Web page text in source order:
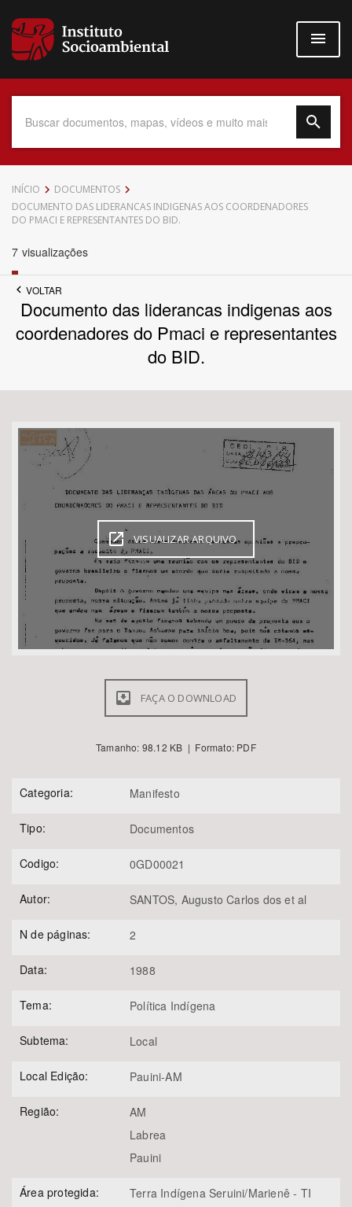
para
conteúdo
Data do Documento
Bioma / Bacia
Tema
Área Protegida
INÍCIO
DOCUMENTOS
DOCUMENTO DAS LIDERANCAS INDIGENAS AOS COORDENADORES
DO PMACI E REPRESENTANTES DO BID.
7 visualizações
VOLTAR
Documento das liderancas indigenas aos
coordenadores do Pmaci e representantes
do BID.
VISUALIZAR ARQUIVO
FAÇA O DOWNLOAD
Tamanho: 98.12 KB | Formato: PDF
Categoria: Manifesto
Tipo: Documentos
Codigo: 0GD00021
Autor: SANTOS, Augusto Carlos dos et al
N de páginas: 2
Data: 1988
Tema: Política Indígena
Subtema: Local
Local Edição: Pauini-AM
Região:
AM
Labrea
Pauini
Área protegida:
Terra Indígena Seruini/Marienê - TI